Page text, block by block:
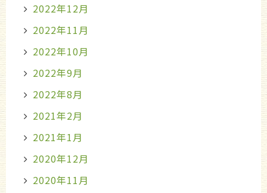
2022年12月
2022年11月
2022年10月
2022年9月
2022年8月
2021年2月
2021年1月
2020年12月
2020年11月